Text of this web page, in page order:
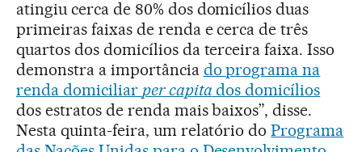
atingiu cerca de 80% dos domicílios duas
primeiras faixas de renda e cerca de três
quartos dos domicílios da terceira faixa. Isso
demonstra a importância do programa na
renda domiciliar per capita dos domicílios
dos estratos de renda mais baixos”, disse.
Nesta quinta-feira, um relatório doPrograma